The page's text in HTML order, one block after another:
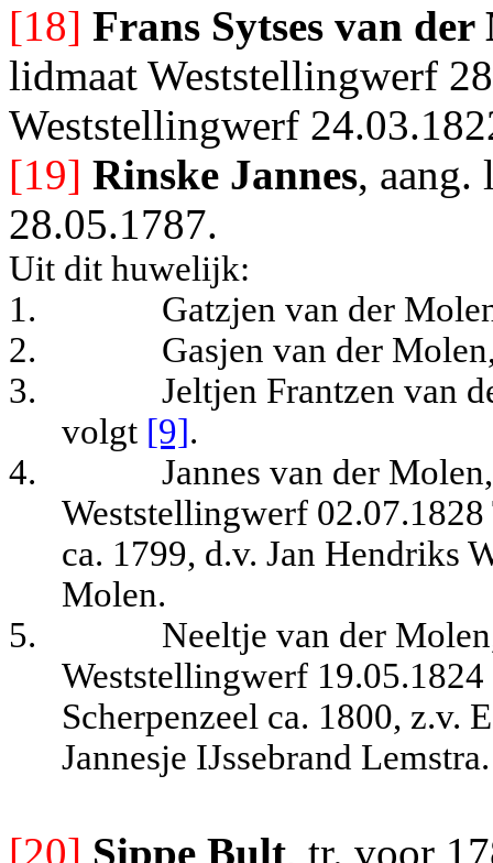
[18] Frans Sytses van der
lidmaat Weststellingwerf
Weststellingwerf
[19] Rinske Jannes, aang.
28.05.1787.
Uit dit huwelijk:
1.
Gatzjen van der
2.
Gasjen van der
3.
Jeltjen Frantzen van
volgt [9].
4.
Jannes van der
Weststellingwerf
ca. 1799, d.v. Jan Hendriks
Molen.
5.
Neeltje van der
Weststellingwerf
Scherpenzeel ca. 1800, z.v.
Jannesje IJssebrand Lemstra.
[20] Sippe Bult, tr. voor